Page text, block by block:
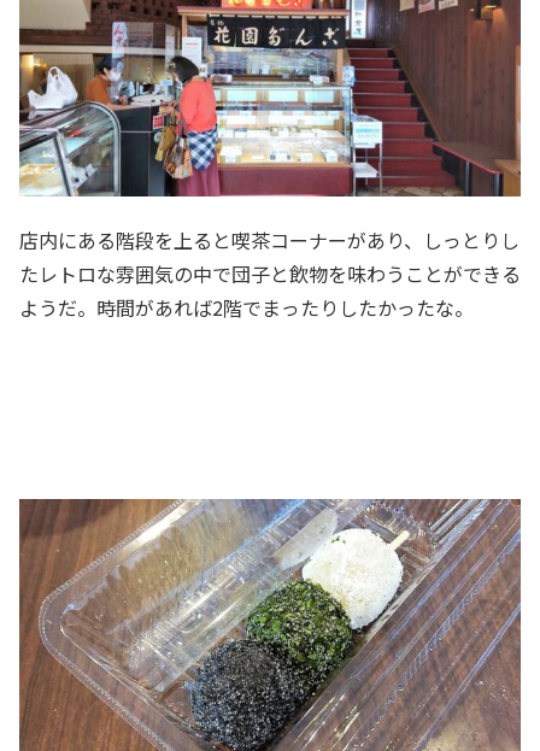
店内にある階段を上ると喫茶コーナーがあり、しっとりし
たレトロな雰囲気の中で団子と飲物を味わうことができる
ようだ。時間があれば2階でまったりしたかったな。